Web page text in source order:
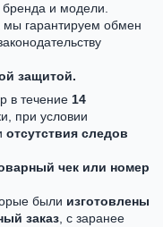
бренда и модели.
мы гарантируем обмен
защитой.
в течение 14
при условии
отсутствия следов
чек или номер
были изготовлены
заказ, с заранее